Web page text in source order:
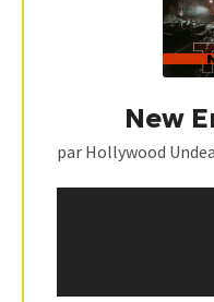
New
par Hollywood